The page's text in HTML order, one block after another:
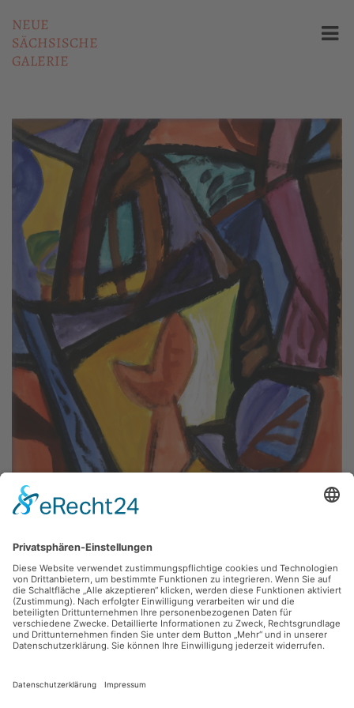
NEUE
SÄCHSISCHE
GALERIE
Fritz Keller,Rosa Bäumchen im Wald
1980, Gouache, Inv.: A-01272
zurück
Bitte schreiben Sie an sammlung@kunsthuette.de